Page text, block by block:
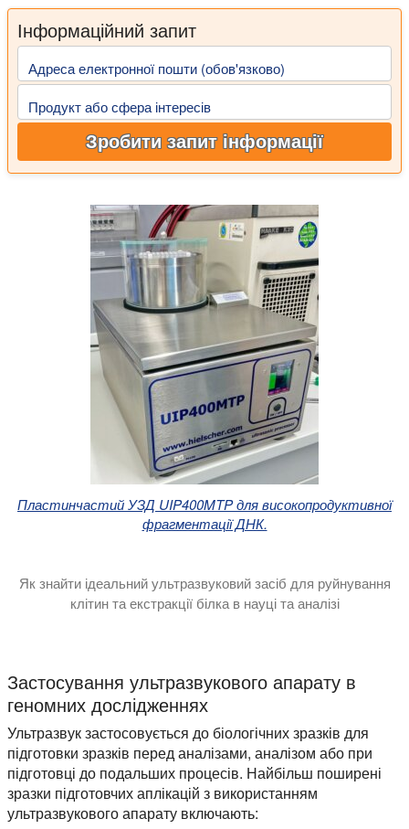
Інформаційний запит
Адреса електронної пошти (обов'язково)
Продукт або сфера інтересів
Зробити запит інформації
Пластинчастий УЗД UIP400MTP для високопродуктивної
фрагментації ДНК.
Як знайти ідеальний ультразвуковий засіб для руйнування
клітин та екстракції білка в науці та аналізі
Застосування ультразвукового апарату в
геномних дослідженнях
Ультразвук застосовується до біологічних зразків для
підготовки зразків перед аналізами, аналізом або при
підготовці до подальших процесів. Найбільш поширені
зразки підготовчих аплікацій з використанням
ультразвукового апарату включають: